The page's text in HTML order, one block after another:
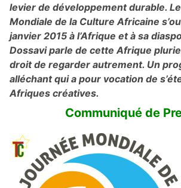
levier de développement durable.
Mondiale de la Culture Africaine
janvier 2015 à l’Afrique et à sa
Dossavi parle de cette Afrique
droit de regarder autrement. Un
alléchant qui a pour vocation de
Afriques créatives.
Communiqué de